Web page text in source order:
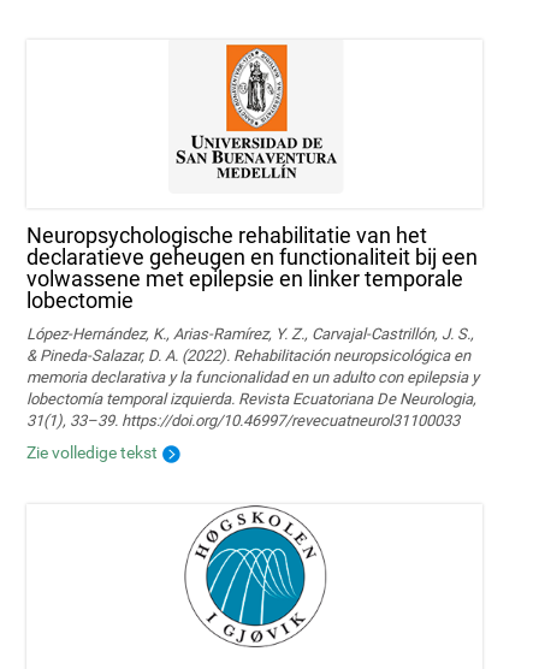
Neuropsychologische rehabilitatie van het
declaratieve geheugen en functionaliteit bij een
volwassene met epilepsie en linker temporale
lobectomie
López-Hernández, K., Arias-Ramírez, Y. Z., Carvajal-Castrillón, J. S.,
& Pineda-Salazar, D. A. (2022). Rehabilitación neuropsicológica en
memoria declarativa y la funcionalidad en un adulto con epilepsia y
lobectomía temporal izquierda. Revista Ecuatoriana De Neurologia,
31(1), 33–39. https://doi.org/10.46997/revecuatneurol31100033
Zie volledige tekst